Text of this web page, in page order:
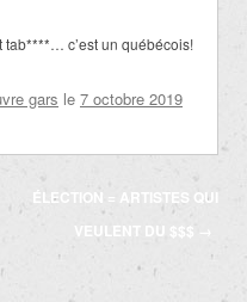
tab****… c’est un québécois!
gars le 7 octobre 2019
ÉLECTION = ARTISTES QUI
VEULENT DU $$$
→